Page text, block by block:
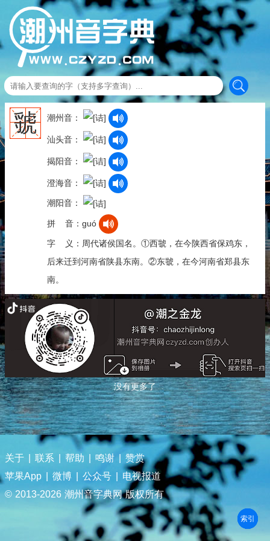
虢 潮州音：
汕头音：
揭阳音：
澄海音：
潮阳音：
拼 音：guó
字 义：周代诸侯国名。①西虢，在今陕西省保鸡东，
后来迁到河南省陕县东南。②东虢，在今河南省郑县东
南。
没有更多了
关于 联系 帮助 鸣谢
赞赏
苹果App
微博 公众号
电视报道
© 2013-2026 潮州音字典网 版权所有
部首
笔划
拼音
潮拼